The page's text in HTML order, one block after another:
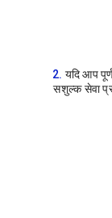
यदि आप
सशुल्क सेवा